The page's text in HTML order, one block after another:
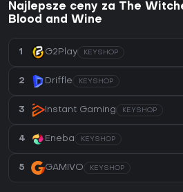
Najlepsze ceny za The
Blood and Wine
1 G2Play KEYSHOP
2 Driffle KEYSHOP
3 Instant Gaming KEYSHOP
4 Eneba KEYSHOP
5 GAMIVO KEYSHOP